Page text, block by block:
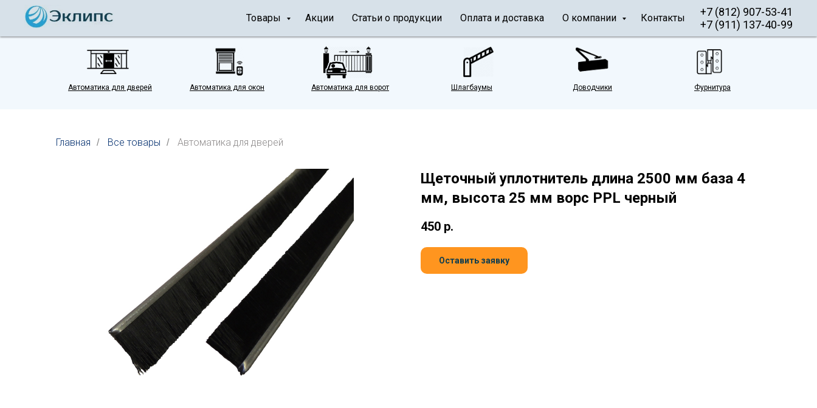
Товары Акции Статьи о продукции Оплата и доставка О компании Контакты
+7 (812) 907-53-41
+7 (911) 137-40-99
Автоматика для окон
Автоматика для дверей Шлагбаумы Доводчики Фурнитура
Автоматика для ворот
Главная / Все товары / Автоматика для дверей
Щеточный уплотнитель длина 2500 мм база 4
мм, высота 25 мм ворс PPL черный
450 р.
Оставить заявку